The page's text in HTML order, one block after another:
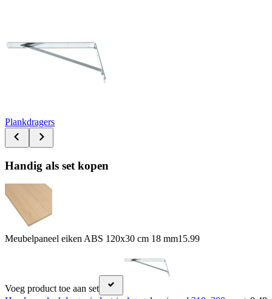
Plankdragers
Handig als set kopen
Meubelpaneel eiken ABS 120x30 cm 18 mm15.99
Voeg product toe aan set